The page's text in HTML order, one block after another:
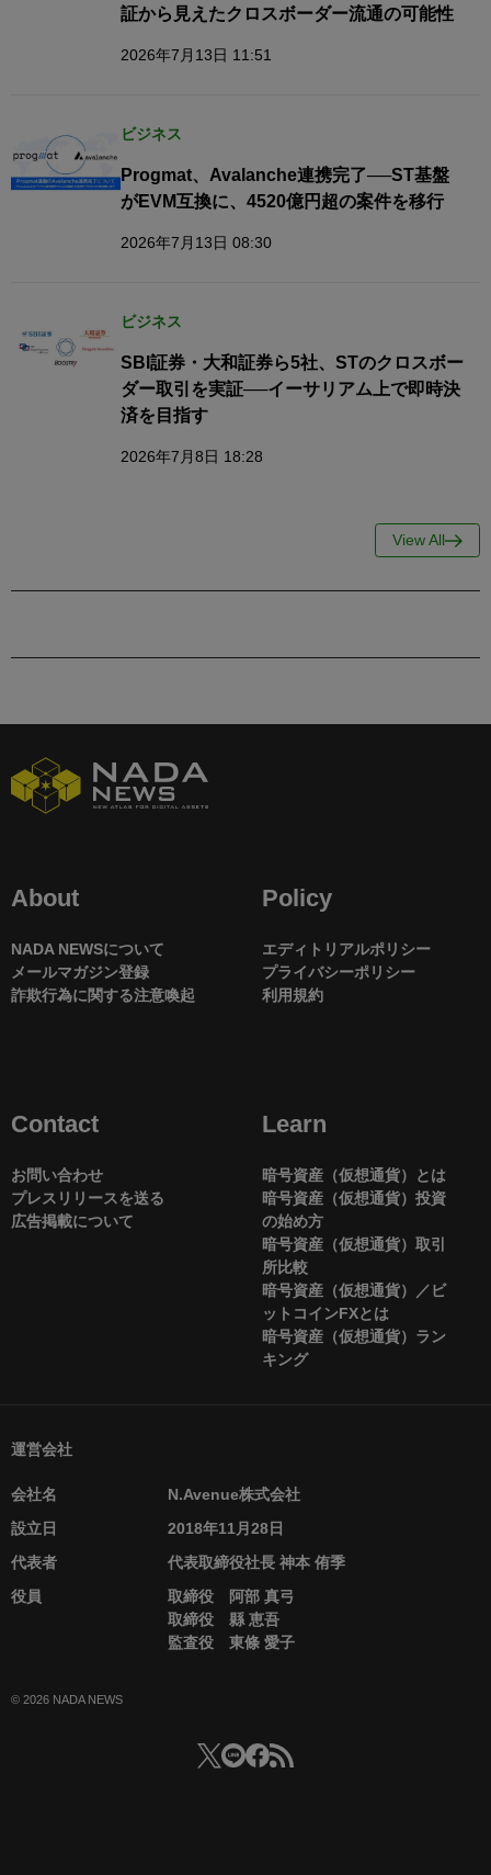
証から見えたクロスボーダー流通の可能性
2026年7月13日 11:51
ビジネス
Progmat、Avalanche連携完了──ST基盤
がEVM互換に、4520億円超の案件を移行
2026年7月13日 08:30
ビジネス
SBI証券・大和証券ら5社、STのクロスボー
ダー取引を実証──イーサリアム上で即時決
済を目指す
2026年7月8日 18:28
View All
About
NADA NEWSについて
メールマガジン登録
詐欺行為に関する注意喚起
Policy
エディトリアルポリシー
プライバシーポリシー
利用規約
Contact
お問い合わせ
プレスリリースを送る
広告掲載について
Learn
暗号資産（仮想通貨）とは
暗号資産（仮想通貨）投資
の始め方
暗号資産（仮想通貨）取引
所比較
暗号資産（仮想通貨）／ビ
ットコインFXとは
暗号資産（仮想通貨）ラン
キング
運営会社
会社名
N.Avenue株式会社
設立日
2018年11月28日
代表者
代表取締役社長 神本 侑季
役員
取締役 阿部 真弓
取締役 縣 恵吾
監査役 東條 愛子
© 2026 NADA NEWS